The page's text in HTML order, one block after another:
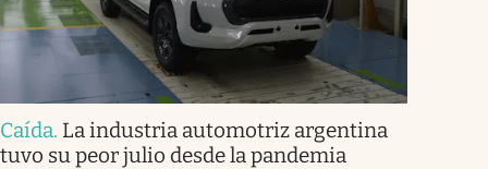
Caída. La industria automotriz argentina
tuvo su peor julio desde la pandemia